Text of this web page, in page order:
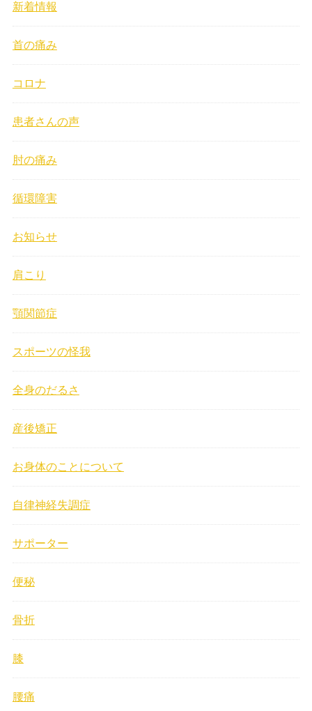
新着情報
首の痛み
コロナ
患者さんの声
肘の痛み
循環障害
お知らせ
肩こり
顎関節症
スポーツの怪我
全身のだるさ
産後矯正
お身体のことについて
自律神経失調症
サポーター
便秘
骨折
膝
腰痛